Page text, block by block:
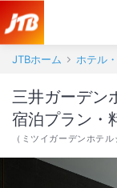
JTBホーム ホテル
三井ガーデン
宿泊プラン・
（ ミツイガーデンホテ